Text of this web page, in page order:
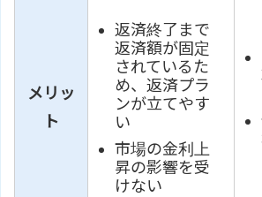
メリッ
ト
返済終了まで
返済額が固定
されているた
め、返済プラ
ンが立てやす
い
市場の金利上
昇の影響を受
けない